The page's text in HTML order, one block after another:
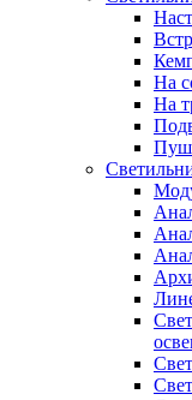
На
На